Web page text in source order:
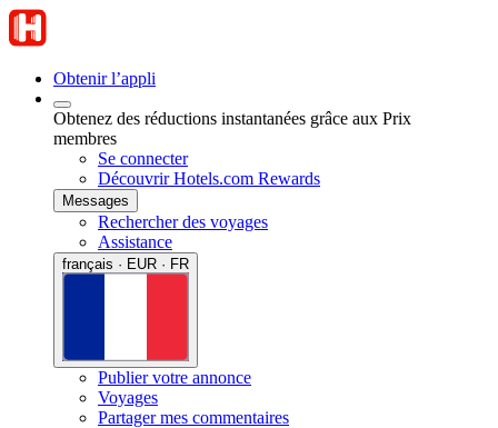
Obtenir l’appli
Obtenez des réductions instantanées grâce aux Prix
membres
Se connecter
Découvrir Hotels.com Rewards
Messages
Rechercher des voyages
Assistance
français · EUR · FR
Publier votre annonce
Voyages
Partager mes commentaires